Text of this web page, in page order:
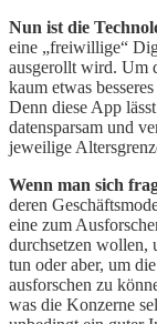
Nun ist die
eine „freiwillige“
ausgerollt wird. Um
kaum etwas
Denn diese App
datensparsam und
jeweilige
Wenn man sich
deren
eine zum
durchsetzen wollen,
tun oder aber, um
ausforschen zu
was die Konzerne